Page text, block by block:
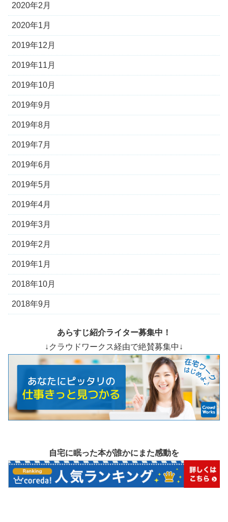
2020年2月
2020年1月
2019年12月
2019年11月
2019年10月
2019年9月
2019年8月
2019年7月
2019年6月
2019年5月
2019年4月
2019年3月
2019年2月
2019年1月
2018年10月
2018年9月
あらすじ紹介ライター募集中！
↓クラウドワークス経由で絶賛募集中↓
自宅に眠った本が誰かにまた感動を